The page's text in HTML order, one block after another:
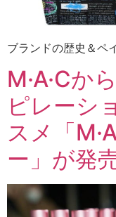
ブランドの歴史＆ペ
M·A·Cか
ピレーシ
スメ「
ー」が発